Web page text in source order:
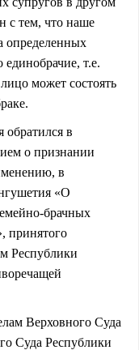
с тем, что наше
определенных
единобрачие, т.е.
может состоять
в
о признании
в
«О
брачных
принятого
Республики
Верховного Суда
Суда Республики